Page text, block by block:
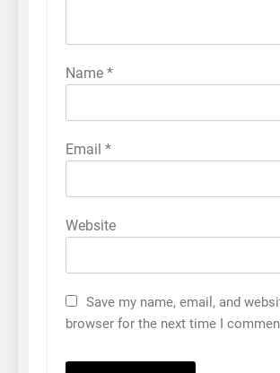
Name *
Email *
Website
Save my name, email, and
browser for the next time I